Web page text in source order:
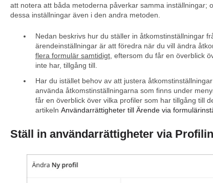
att notera att båda metoderna påverkar samma inställningar;
dessa inställningar även i den andra metoden.
Nedan beskrivs hur du ställer in åtkomstinställningar
ärendeinställningar är att föredra när du vill ändra
flera formulär samtidigt, eftersom du får en överblick
inte har, tillgång till.
Har du istället behov av att justera
använda åtkomstinställningarna som finns under
får en överblick över vilka profiler som har tillgång till
artikeln Användarrättigheter till Ärende via
Ställ in användarrättigheter via